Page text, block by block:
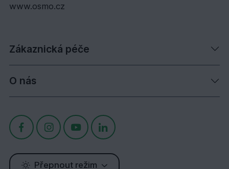
www.osmo.cz
Zákaznická péče
O nás
Přepnout režim